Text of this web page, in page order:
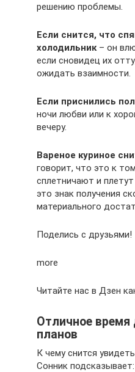
решению проблемы.
Если снится, что
холодильник– он
если сновидец их
ожидать взаимности.
Если приснились
ночи любви или к
вечеру.
Вареное куриное
говорит, что это к
сплетничают и
это знак получения
материального
Поделись с друзьями!
more
Читайте нас в Дзен
Отличное
планов
К чему снится
Сонник